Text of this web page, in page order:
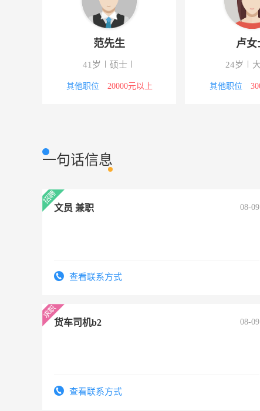
英语教学主管 市场营销 快乐英语吧云
集团行政经理 行政人事 云南惠丰集团
市场营销 明羌溪经贸有
大专
3000-4000元
高中
4000-5000元
一句话信息
文员 兼职 08-09
查看联系方式
货车司机b2 08-09
查看联系方式